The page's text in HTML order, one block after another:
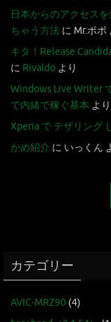
日本からのアクセス
ちゃう方法 に Mr.ポポ
キタ！Release
に Rivaldo より
Windows Live Writer
で内緒で稼ぐ基本 より
Xperia で テザリング
かめ紹介 に いっくん
カテゴリー
AVIC-MRZ90 (4)